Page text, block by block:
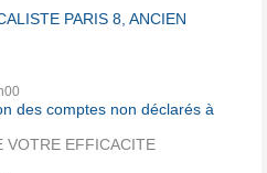
PARIS 8, ANCIEN
des comptes non déclarés à
VOTRE EFFICACITE